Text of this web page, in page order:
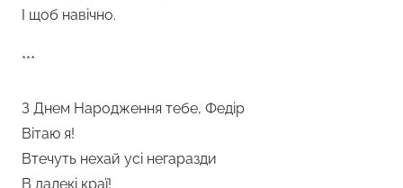
І щоб навічно.
***
З Днем Народження тебе, Федір
Вітаю я!
Втечуть нехай усі негаразди
В далекі краї!